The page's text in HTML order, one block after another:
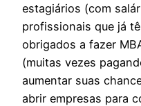
estagiários (com
profissionais que já
obrigados a fazer
(muitas vezes
aumentar suas
abrir empresas para